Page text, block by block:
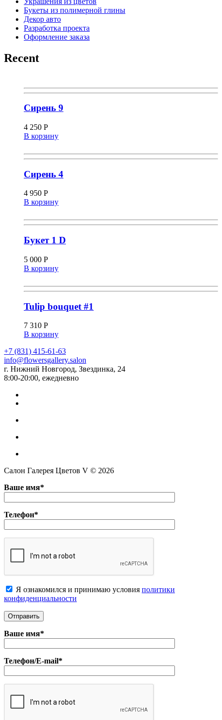
Букеты из полимерной глины
Декор авто
Разработка проекта
Оформление заказа
Recent
Сирень 9
4 250 Р
В корзину
Сирень 4
4 950 Р
В корзину
Букет 1 D
5 000 Р
В корзину
Tulip bouquet #1
7 310 Р
В корзину
+7 (831) 415-61-63
info@flowersgallery.salon
г. Нижний Новгород, Звездинка, 24
8:00-20:00, ежедневно
Салон Галерея Цветов V © 2026
Ваше имя*
Телефон*
Я ознакомился и принимаю условия политики
конфиденциальноcти
Ваше имя*
Телефон/E-mail*